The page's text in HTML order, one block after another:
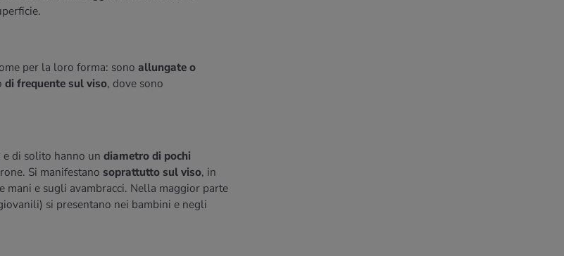
per la loro forma: sono allungate o
di frequente sul viso, dove sono
e di solito hanno un diametro di pochi
Si manifestano soprattutto sul viso, in
e sugli avambracci. Nella maggior parte
si presentano nei bambini e negli